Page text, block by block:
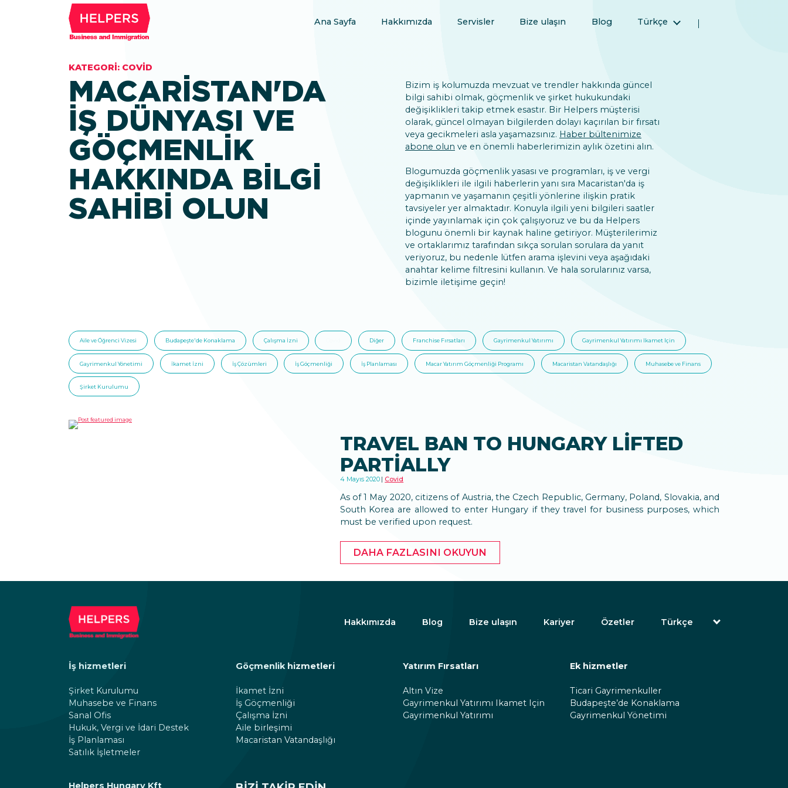
Ana Sayfa Hakkımızda Servisler Bize ulaşın Blog Türkçe
(Arapça) العربية
(Farsça) فارسی
Русский (Rusça)
Español (İspanyolca)
KATEGORI: COVID
MACARISTAN'DA
IŞ DÜNYASI VE
GÖÇMENLIK
HAKKINDA BILGI
SAHIBI OLUN
Bizim iş kolumuzda mevzuat ve trendler hakkında güncel
bilgi sahibi olmak, göçmenlik ve şirket hukukundaki
değişiklikleri takip etmek esastır. Bir Helpers müşterisi
olarak, güncel olmayan bilgilerden dolayı kaçırılan bir fırsatı
veya gecikmeleri asla yaşamazsınız. Haber bültenimize
abone olun ve en önemli haberlerimizin aylık özetini alın.
Blogumuzda göçmenlik yasası ve programları, iş ve vergi
değişiklikleri ile ilgili haberlerin yanı sıra Macaristan'da iş
yapmanın ve yaşamanın çeşitli yönlerine ilişkin pratik
tavsiyeler yer almaktadır. Konuyla ilgili yeni bilgileri saatler
içinde yayınlamak için çok çalışıyoruz ve bu da Helpers
blogunu önemli bir kaynak haline getiriyor. Müşterilerimiz
ve ortaklarımız tarafından sıkça sorulan sorulara da yanıt
veriyoruz, bu nedenle lütfen arama işlevini veya aşağıdaki
anahtar kelime filtresini kullanın. Ve hala sorularınız varsa,
bizimle iletişime geçin!
Aile ve Öğrenci Vizesi Budapeşte'de Konaklama Çalışma İzni Diğer Franchise Fırsatları Gayrimenkul Yatırımı Gayrimenkul Yatırımı Ikamet Için
Gayrimenkul Yönetimi İkamet İzni İş Çözümleri İş Göçmenliği İş Planlaması Macar Yatırım Göçmenliği Programı Macaristan Vatandaşlığı Muhasebe ve Finans
Şirket Kurulumu
TRAVEL BAN TO HUNGARY LIFTED
PARTIALLY
4 Mayıs 2020 Covid
As of 1 May 2020, citizens of Austria, the Czech Republic, Germany, Poland, Slovakia, and
South Korea are allowed to enter Hungary if they travel for business purposes, which
must be verified upon request.
DAHA FAZLASINI OKUYUN
Hakkımızda Blog Bize ulaşın Kariyer Özetler
Türkçe
(Arapça) العربية
Русский (Rusça)
Español (İspanyolca)
简体中文 (Basitleştirilmiş Çince)
İş hizmetleri
Şirket Kurulumu
Muhasebe ve Finans
Sanal Ofis
Hukuk, Vergi ve İdari Destek
İş Planlaması
Satılık İşletmeler
Göçmenlik hizmetleri
İkamet İzni
İş Göçmenliği
Çalışma İzni
Aile birleşimi
Macaristan Vatandaşlığı
Yatırım Fırsatları
Altın Vize
Gayrimenkul Yatırımı Ikamet Için
Gayrimenkul Yatırımı
Ek hizmetler
Ticari Gayrimenkuller
Budapeşte’de Konaklama
Gayrimenkul Yönetimi
Helpers Hungary Kft